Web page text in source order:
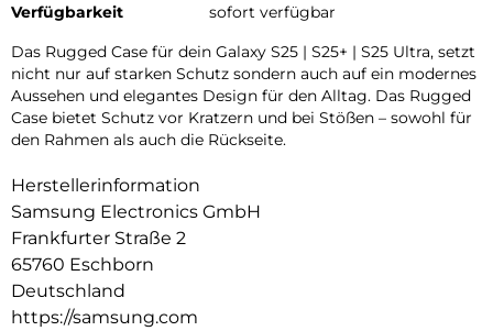
Verfügbarkeit
sofort verfügbar
Das Rugged Case für dein Galaxy S25 | S25+ | S25 Ultra, setzt
nicht nur auf starken Schutz sondern auch auf ein modernes
Aussehen und elegantes Design für den Alltag. Das Rugged
Case bietet Schutz vor Kratzern und bei Stößen – sowohl für
den Rahmen als auch die Rückseite.
Herstellerinformation
Samsung Electronics GmbH
Frankfurter Straße 2
65760 Eschborn
Deutschland
https://samsung.com